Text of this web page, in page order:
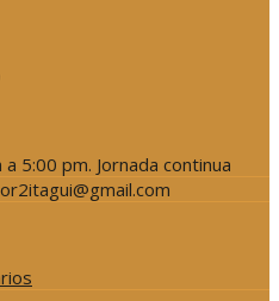
5:00 pm. Jornada continua